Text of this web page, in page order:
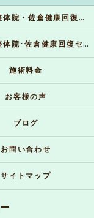
佐倉市の整体院・佐倉健康回復センターの口コミ情報
佐倉市の整体院･佐倉健康回復センターのお客様の声
施術料金
お客様の声
ブログ
お問い合わせ
サイトマップ